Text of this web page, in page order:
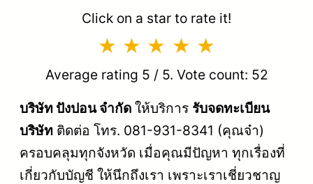
Click on a star to rate it!
Average rating 5 / 5. Vote count: 52
บริษัท ปังปอน จำกัด ให้บริการ รับจดทะเบียน
บริษัท ติดต่อ โทร. 081-931-8341 (คุณจ๋า)
ครอบคลุมทุกจังหวัด เมื่อคุณมีปัญหา ทุกเรื่องที่
เกี่ยวกับบัญชี ให้นึกถึงเรา เพราะเราเชี่ยวชาญ